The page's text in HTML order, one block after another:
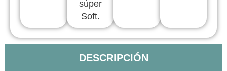
DESCRIPCIÓN
súper
Soft.